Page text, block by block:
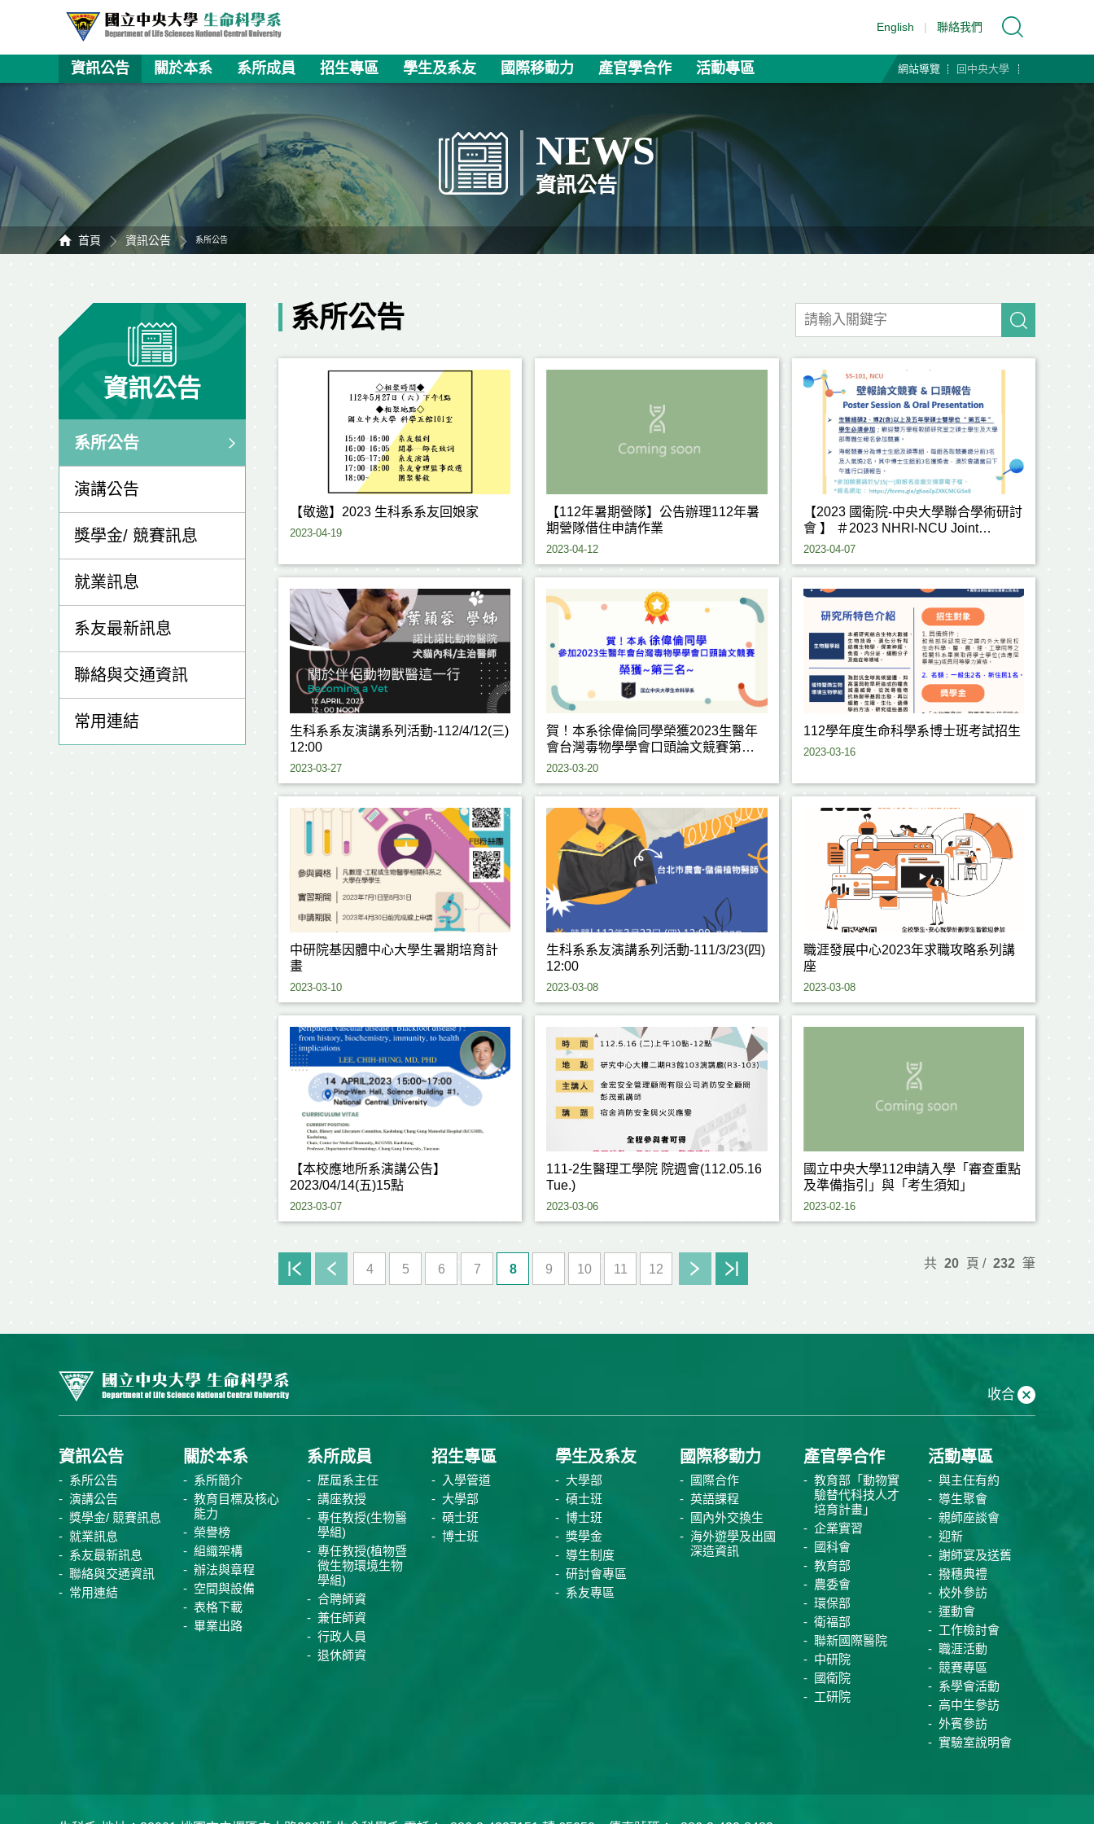
English | 聯絡我們
資訊公告 關於本系 系所成員 招生專區 學生及系友 國際移動力 產官學合作 活動專區 網站導覽 回中央大學
NEWS
資訊公告
首頁 資訊公告 系所公告
資訊公告
系所公告
演講公告
獎學金/ 競賽訊息
就業訊息
系友最新訊息
聯絡與交通資訊
常用連結
系所公告
【敬邀】2023 生科系系友回娘家
2023-04-19
【112年暑期營隊】公告辦理112年暑
期營隊借住申請作業
2023-04-12
【2023 國衛院-中央大學聯合學術研討
會 】 ＃2023 NHRI-NCU Joint
Research Conference＃
2023-04-07
生科系系友演講系列活動-112/4/12(三)
12:00
2023-03-27
賀！本系徐偉倫同學榮獲2023生醫年
會台灣毒物學學會口頭論文競賽第三
名
2023-03-20
112學年度生命科學系博士班考試招生
2023-03-16
中研院基因體中心大學生暑期培育計
畫
2023-03-10
生科系系友演講系列活動-111/3/23(四)
12:00
2023-03-08
職涯發展中心2023年求職攻略系列講
座
2023-03-08
【本校應地所系演講公告】
2023/04/14(五)15點
2023-03-07
111-2生醫理工學院 院週會(112.05.16
Tue.)
2023-03-06
國立中央大學112申請入學「審查重點
及準備指引」與「考生須知」
2023-02-16
4 5 6 7 8 9 10 11 12 共 20 頁 / 232 筆
收合
資訊公告
系所公告
演講公告
獎學金/ 競賽訊息
就業訊息
系友最新訊息
聯絡與交通資訊
常用連結
關於本系
系所簡介
教育目標及核心
能力
榮譽榜
組織架構
辦法與章程
空間與設備
表格下載
畢業出路
系所成員
歷屆系主任
講座教授
專任教授(生物醫
學組)
專任教授(植物暨
微生物環境生物
學組)
合聘師資
兼任師資
行政人員
退休師資
招生專區
入學管道
大學部
碩士班
博士班
學生及系友
大學部
碩士班
博士班
獎學金
導生制度
研討會專區
系友專區
國際移動力
國際合作
英語課程
國內外交換生
海外遊學及出國
深造資訊
產官學合作
教育部「動物實
驗替代科技人才
培育計畫」
企業實習
國科會
教育部
農委會
環保部
衛福部
聯新國際醫院
中研院
國衛院
工研院
活動專區
與主任有約
導生聚會
親師座談會
迎新
謝師宴及送舊
撥穗典禮
校外參訪
運動會
工作檢討會
職涯活動
競賽專區
系學會活動
高中生參訪
外賓參訪
實驗室說明會